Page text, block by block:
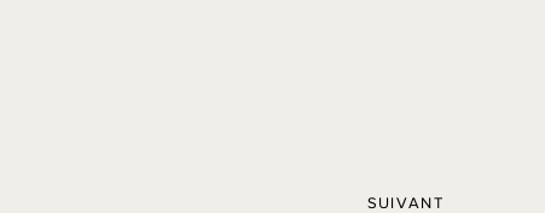
SUIVANT